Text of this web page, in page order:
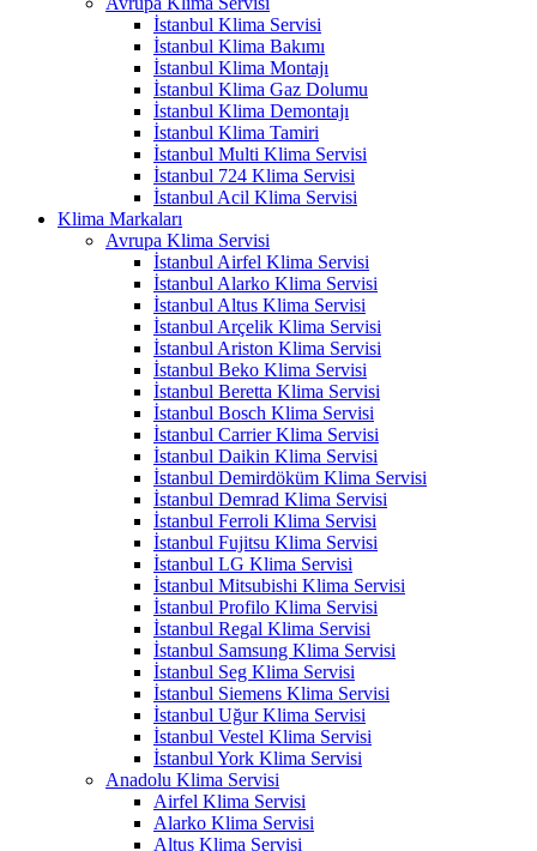
İstanbul Klima Servisi
İstanbul Klima Bakımı
İstanbul Klima Montajı
İstanbul Klima Gaz Dolumu
İstanbul Klima Demontajı
İstanbul Klima Tamiri
İstanbul Multi Klima Servisi
İstanbul 724 Klima Servisi
İstanbul Acil Klima Servisi
Klima Markaları
Avrupa Klima Servisi
İstanbul Airfel Klima Servisi
İstanbul Alarko Klima Servisi
İstanbul Altus Klima Servisi
İstanbul Arçelik Klima Servisi
İstanbul Ariston Klima Servisi
İstanbul Beko Klima Servisi
İstanbul Beretta Klima Servisi
İstanbul Bosch Klima Servisi
İstanbul Carrier Klima Servisi
İstanbul Daikin Klima Servisi
İstanbul Demirdöküm Klima Servisi
İstanbul Demrad Klima Servisi
İstanbul Ferroli Klima Servisi
İstanbul Fujitsu Klima Servisi
İstanbul LG Klima Servisi
İstanbul Mitsubishi Klima Servisi
İstanbul Profilo Klima Servisi
İstanbul Regal Klima Servisi
İstanbul Samsung Klima Servisi
İstanbul Seg Klima Servisi
İstanbul Siemens Klima Servisi
İstanbul Uğur Klima Servisi
İstanbul Vestel Klima Servisi
İstanbul York Klima Servisi
Anadolu Klima Servisi
Airfel Klima Servisi
Alarko Klima Servisi
Altus Klima Servisi